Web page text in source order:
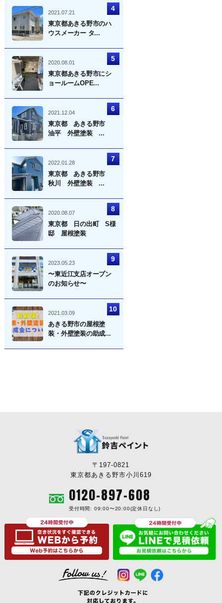
2021.07.21
東京都あきる野市のハ
ウスメーカー タ...
2020.08.01
東京都あきる野市にシ
ョールームOPE...
2021.12.04
東京都 あきる野市
油平 外壁塗装 ...
2022.01.28
東京都 あきる野市
秋川 外壁塗装 ...
2020.08.07
東京都 日の出町 S様
邸 屋根塗装
2023.05.23
〜東近江支店オープン
のお知らせ〜
2021.03.09
あきる野市の屋根塗
装・外壁塗装の助成...
〒197-0821
東京都あきる野市小川619
0120-897-608
受付時間: 09:00〜20:00(定休日なし)